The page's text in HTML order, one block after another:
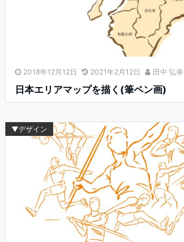
2018年12月12日 2021年2月12日 田中 弘幸
日本エリアマップを描く(筆ペン画)
▼デザイン